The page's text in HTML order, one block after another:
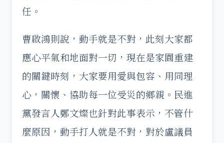
任。
曹啟鴻則說，動手就是不對，此刻大家都
應心平氣和地面對一切，現在是家園重建
的關鍵時刻，大家要用愛與包容、用同理
心，關懷、協助每一位受災的鄉親。民進
黨發言人鄭文燦也針對此事表示，不管什
麼原因，動手打人就是不對，對於盧議員